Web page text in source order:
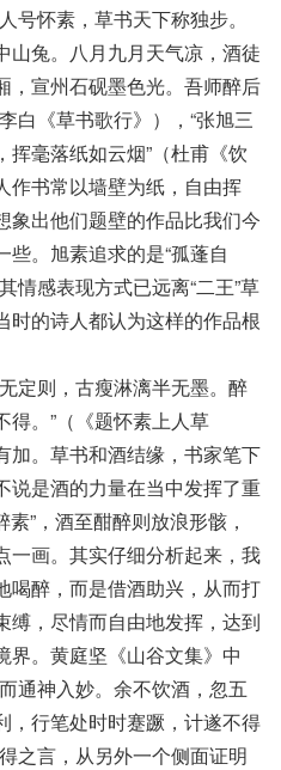
号怀素，草书天下称独步。
山兔。八月九月天气凉，酒徒
，宣州石砚墨色光。吾师醉后
白《草书歌行》），“张旭三
毫落纸如云烟”（杜甫《饮
作书常以墙壁为纸，自由挥
象出他们题壁的作品比我们今
。旭素追求的是“孤蓬自
情感表现方式已远离“二王”草
时的诗人都认为这样的作品根
则，古瘦淋漓半无墨。醉
得。”（《题怀素上人草
加。草书和酒结缘，书家笔下
说是酒的力量在当中发挥了重
素”，酒至酣醉则放浪形骸，
一画。其实仔细分析起来，我
喝醉，而是借酒助兴，从而打
缚，尽情而自由地发挥，达到
界。黄庭坚《山谷文集》中
通神入妙。余不饮酒，忽五
，行笔处时时蹇蹶，计遂不得
之言，从另外一个侧面证明